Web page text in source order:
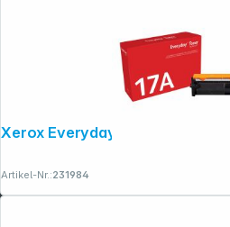
Artikel-Nr.:231984